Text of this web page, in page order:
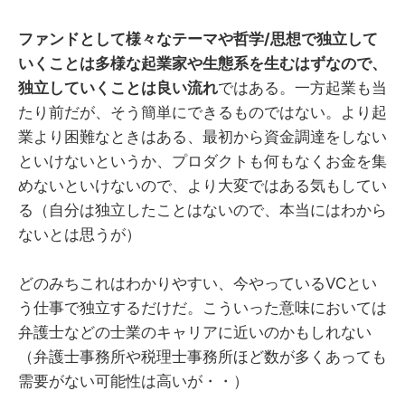
ファンドとして様々なテーマや哲学/思想で独立して
いくことは多様な起業家や生態系を生むはずなので、
独立していくことは良い流れではある。一方起業も当
たり前だが、そう簡単にできるものではない。より起
業より困難なときはある、最初から資金調達をしない
といけないというか、プロダクトも何もなくお金を集
めないといけないので、より大変ではある気もしてい
る（自分は独立したことはないので、本当にはわから
ないとは思うが）
どのみちこれはわかりやすい、今やっているVCとい
う仕事で独立するだけだ。こういった意味においては
弁護士などの士業のキャリアに近いのかもしれない
（弁護士事務所や税理士事務所ほど数が多くあっても
需要がない可能性は高いが・・）